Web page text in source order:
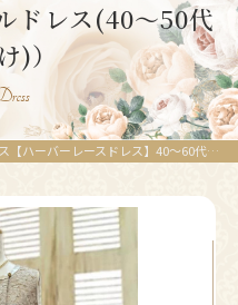
ドレス(40～50代
)）
横浜元町 ベージュ系レースのドレス【ハーバーレースドレス】40～60代結婚式のご親族様ドレス、パーティーに。